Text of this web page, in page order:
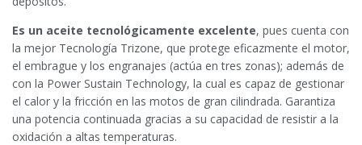
Es un aceite tecnológicamente excelente, pues cuenta con
la mejor Tecnología Trizone, que protege eficazmente el motor,
el embrague y los engranajes (actúa en tres zonas); además de
con la Power Sustain Technology, la cual es capaz de gestionar
el calor y la fricción en las motos de gran cilindrada. Garantiza
una potencia continuada gracias a su capacidad de resistir a la
oxidación a altas temperaturas.